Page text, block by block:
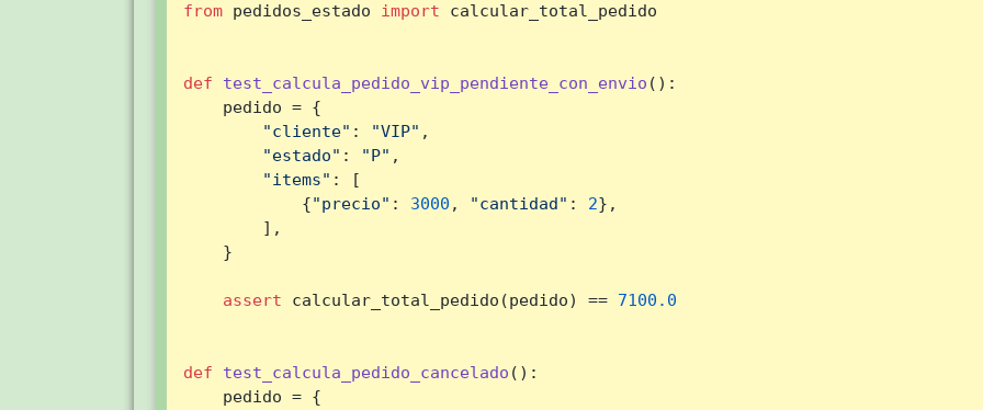
from pedidos_estado import calcular_total_pedido
def test_calcula_pedido_vip_pendiente_con_envio ():
    pedido = {
"cliente" : "VIP" ,
"estado" : "P" ,
"items" : [
            {
"precio" : 3000 , "cantidad" : 2},
        ],
    }
assert calcular_total_pedido(pedido) == 7100.0
def test_calcula_pedido_cancelado ():
    pedido = {